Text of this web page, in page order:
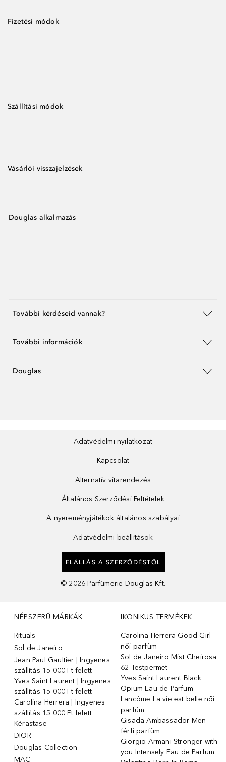
Fizetési módok
Szállítási módok
Vásárlói visszajelzések
Douglas alkalmazás
További kérdéseid vannak?
További információk
Douglas
Adatvédelmi nyilatkozat
Kapcsolat
Alternatív vitarendezés
Általános Szerződési Feltételek
A nyereményjátékok általános szabályai
Adatvédelmi beállítások
ELÁLLÁS A SZERZŐDÉSTŐL
© 2026 Parfümerie Douglas Kft.
NÉPSZERŰ MÁRKÁK
Rituals
Sol de Janeiro
Jean Paul Gaultier | Ingyenes
szállítás 15 000 Ft felett
Yves Saint Laurent | Ingyenes
szállítás 15 000 Ft felett
Carolina Herrera | Ingyenes
szállítás 15 000 Ft felett
Kérastase
DIOR
Douglas Collection
MAC
IKONIKUS TERMÉKEK
Carolina Herrera Good Girl
női parfüm
Sol de Janeiro Mist Cheirosa
62 Testpermet
Yves Saint Laurent Black
Opium Eau de Parfum
Lancôme La vie est belle női
parfüm
Gisada Ambassador Men
férfi parfüm
Giorgio Armani Stronger with
you Intensely Eau de Parfum